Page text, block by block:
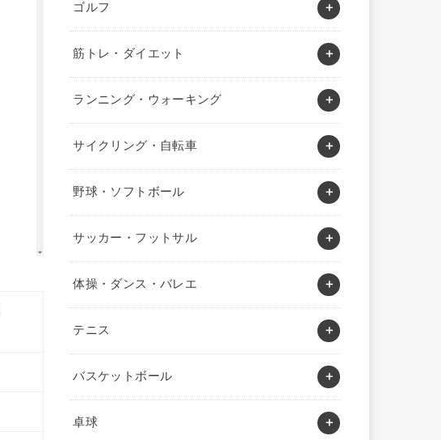
ゴルフ
筋トレ・ダイエット
ランニング・ウォーキング
サイクリング・自転車
野球・ソフトボール
サッカー・フットサル
体操・ダンス・バレエ
テニス
バスケットボール
卓球